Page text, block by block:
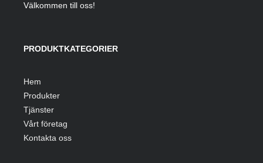
Välkommen till oss!
PRODUKTKATEGORIER
Hem
Produkter
Tjänster
Vårt företag
Kontakta oss